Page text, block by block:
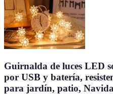
Guirnalda de luces LED
por USB y batería,
para jardín, patio,